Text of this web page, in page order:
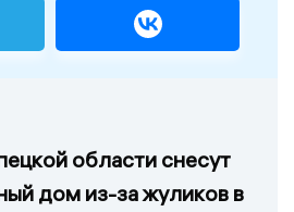
области снесут
дом из-за жуликов в